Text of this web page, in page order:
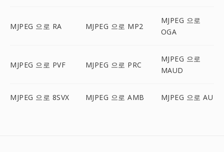
MJPEG 으로 RA MJPEG 으로 MP2
MJPEG 으로
OGA
MJPEG 으로 PVF MJPEG 으로 PRC
MJPEG 으로
MAUD
MJPEG 으로 8SVX MJPEG 으로 AMB MJPEG 으로 AU